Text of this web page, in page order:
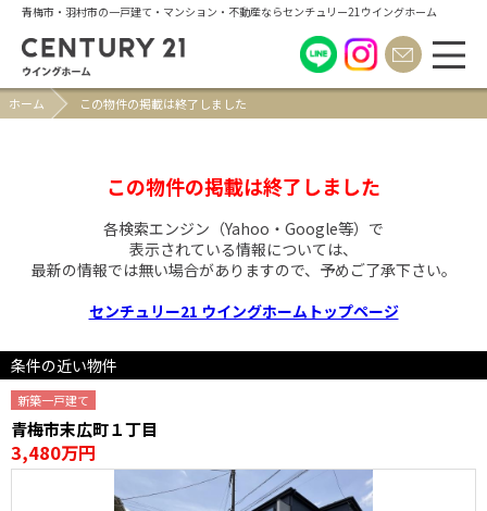
青梅市・羽村市の一戸建て・マンション・不動産ならセンチュリー21ウイングホーム
ホーム この物件の掲載は終了しました
この物件の掲載は終了しました
各検索エンジン（Yahoo・Google等）で
表示されている情報については、
最新の情報では無い場合がありますので、 予めご了承下さい。
センチュリー21 ウイングホームトップページ
条件の近い物件
新築一戸建て
青梅市末広町１丁目
3,480万円